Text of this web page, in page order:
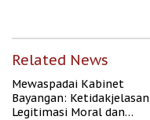
Related News
Mewaspadai Kabinet
Bayangan: Ketidakjelasan
Legitimasi Moral dan